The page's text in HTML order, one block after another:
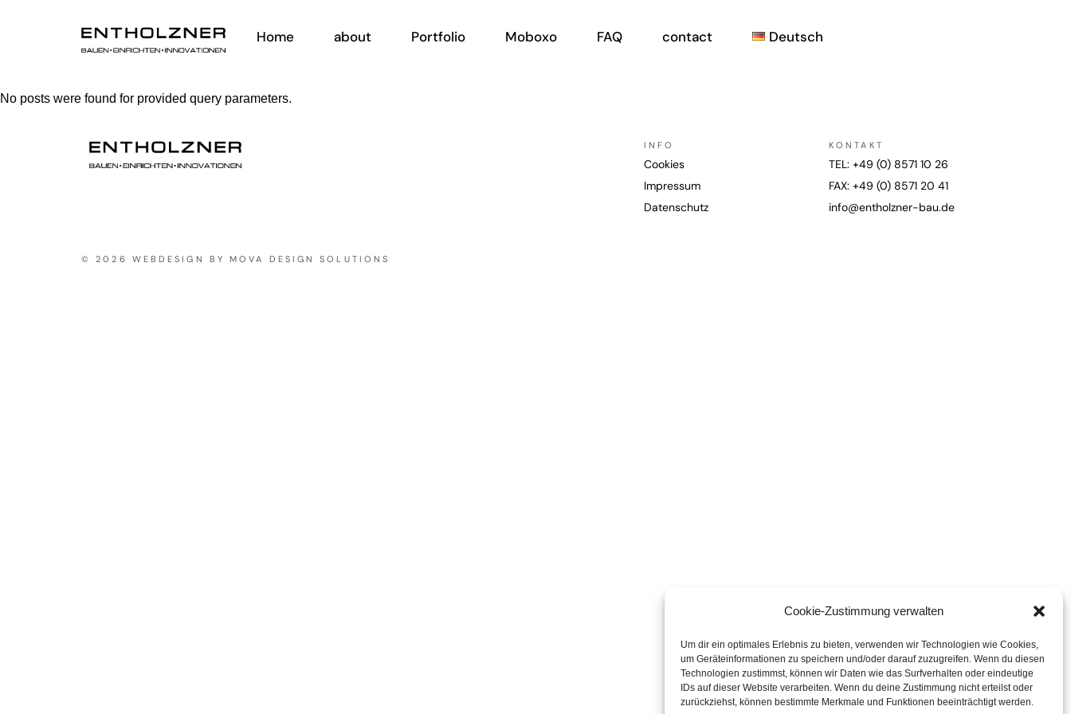
Cookie-Zustimmung verwalten
Um dir ein optimales Erlebnis zu bieten, verwenden wir Technologien wie Cookies,
um Geräteinformationen zu speichern und/oder darauf zuzugreifen. Wenn du diesen
Technologien zustimmst, können wir Daten wie das Surfverhalten oder eindeutige
IDs auf dieser Website verarbeiten. Wenn du deine Zustimmung nicht erteilst oder
zurückziehst, können bestimmte Merkmale und Funktionen beeinträchtigt werden.
Home about Portfolio Moboxo FAQ contact Deutsch
No posts were found for provided query parameters.
INFO
Cookies
Impressum
Datenschutz
KONTAKT
TEL: +49 (0) 8571 10 26
FAX: +49 (0) 8571 20 41
info@entholzner-bau.de
© 2026 WEBDESIGN BY MOVA DESIGN SOLUTIONS